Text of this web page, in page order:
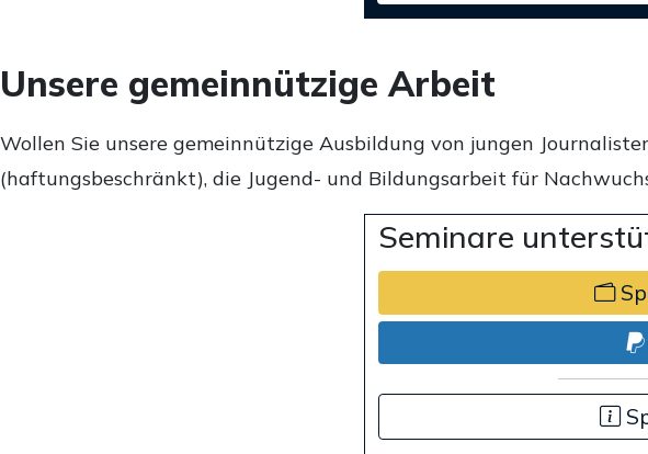
Unsere gemeinnützige Arbeit
Wollen Sie unsere gemeinnützige Ausbildung von jungen
(haftungsbeschränkt), die Jugend- und Bildungsarbeit für
Seminare